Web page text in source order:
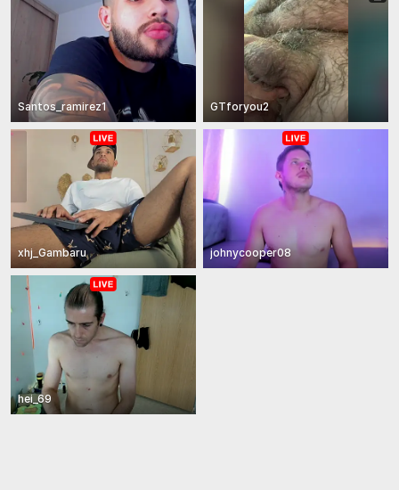
Santos_ramirez1 GTforyou2
xhj_Gambaru johnycooper08
hei_69